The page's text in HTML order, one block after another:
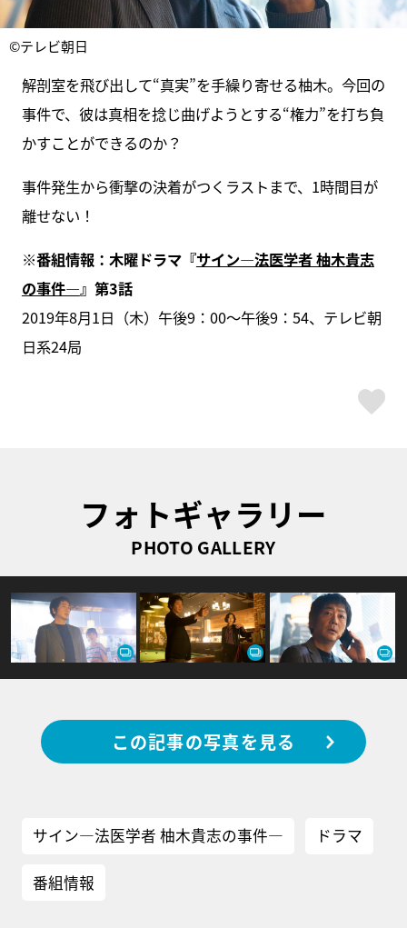
©テレビ朝日
解剖室を飛び出して“真実”を手繰り寄せる柚木。今回の
事件で、彼は真相を捻じ曲げようとする“権力”を打ち負
かすことができるのか？
事件発生から衝撃の決着がつくラストまで、1時間目が
離せない！
※番組情報：木曜ドラマ『サイン―法医学者 柚木貴志
の事件―』第3話
2019年8月1日（木）午後9：00～午後9：54、テレビ朝
日系24局
フォトギャラリー
PHOTO GALLERY
この記事の写真を見る
サイン―法医学者 柚木貴志の事件― ドラマ
番組情報